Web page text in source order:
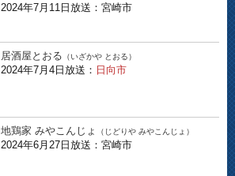
2024年7月11日放送：宮崎市
居酒屋とおる （いざかや とおる）
2024年7月4日放送： 日向市
地鶏家 みやこんじょ （じどりや みやこんじょ）
2024年6月27日放送：宮崎市